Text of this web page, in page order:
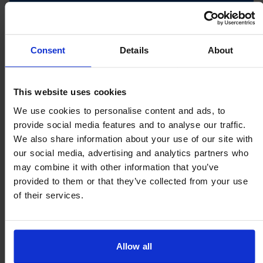
Consent Details About
This website uses cookies
We use cookies to personalise content and ads, to
provide social media features and to analyse our traffic.
We also share information about your use of our site with
our social media, advertising and analytics partners who
may combine it with other information that you’ve
provided to them or that they’ve collected from your use
of their services.
Allow all
COMMENT RECONNAÎTRE LA
SÉCHERESSE OCULAIRE
HYDRATATION INTENSE EN